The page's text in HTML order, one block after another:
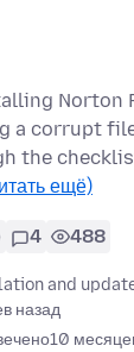
Norton
a corrupt
the
ещё)
4 488
and
назад
10